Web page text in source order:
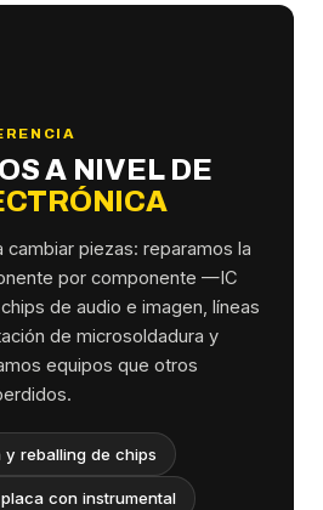
A NIVEL DE
cambiar piezas: reparamos la
por componente —IC
de audio e imagen, líneas
de microsoldadura y
equipos que otros
y reballing de chips
con instrumental